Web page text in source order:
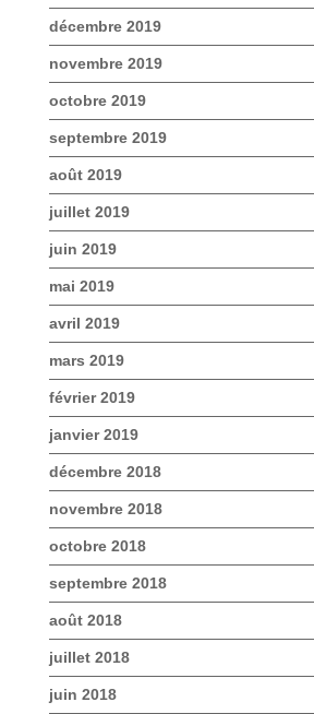
décembre 2019
novembre 2019
octobre 2019
septembre 2019
août 2019
juillet 2019
juin 2019
mai 2019
avril 2019
mars 2019
février 2019
janvier 2019
décembre 2018
novembre 2018
octobre 2018
septembre 2018
août 2018
juillet 2018
juin 2018